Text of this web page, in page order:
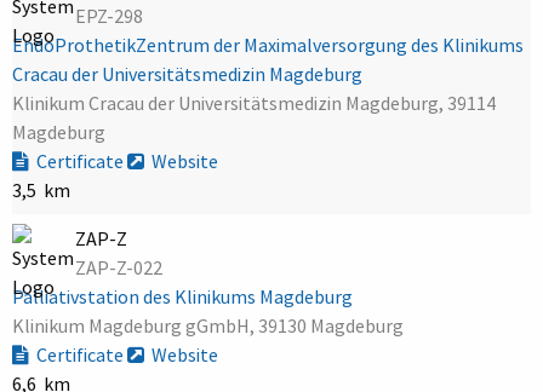
EPZ-298
EndoProthetikZentrum der Maximalversorgung des Klinikums
Cracau der Universitätsmedizin Magdeburg
Klinikum Cracau der Universitätsmedizin Magdeburg, 39114
Magdeburg
Certificate
Website
3,5 km
ZAP-Z
ZAP-Z-022
Palliativstation des Klinikums Magdeburg
Klinikum Magdeburg gGmbH, 39130 Magdeburg
Certificate
Website
6,6 km